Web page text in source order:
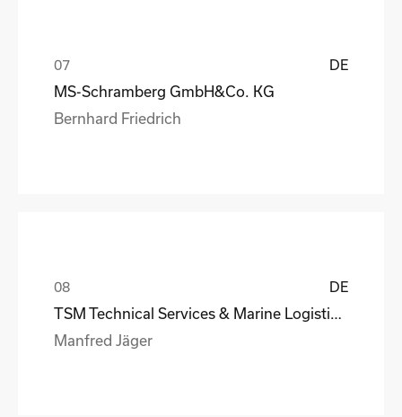
DE
MS-Schramberg GmbH&Co. KG
Bernhard Friedrich
DE
Manfred Jäger